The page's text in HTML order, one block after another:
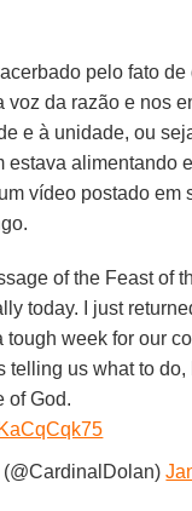
pelo fato
voz da razão e nos
e à unidade, ou
estava alimentando
vídeo postado em
of the Feast of
today. I just
tough week for our
telling us what to do,
of God.